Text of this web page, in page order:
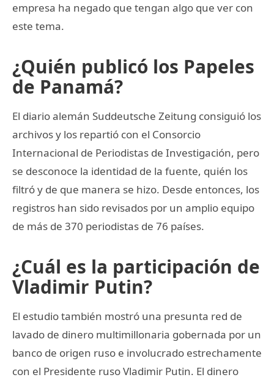
empresa ha negado que tengan algo que ver con
este tema.
¿Quién publicó los Papeles
de Panamá?
El diario alemán Suddeutsche Zeitung consiguió los
archivos y los repartió con el Consorcio
Internacional de Periodistas de Investigación, pero
se desconoce la identidad de la fuente, quién los
filtró y de que manera se hizo. Desde entonces, los
registros han sido revisados por un amplio equipo
de más de 370 periodistas de 76 países.
¿Cuál es la participación de
Vladimir Putin?
El estudio también mostró una presunta red de
lavado de dinero multimillonaria gobernada por un
banco de origen ruso e involucrado estrechamente
con el Presidente ruso Vladimir Putin. El dinero